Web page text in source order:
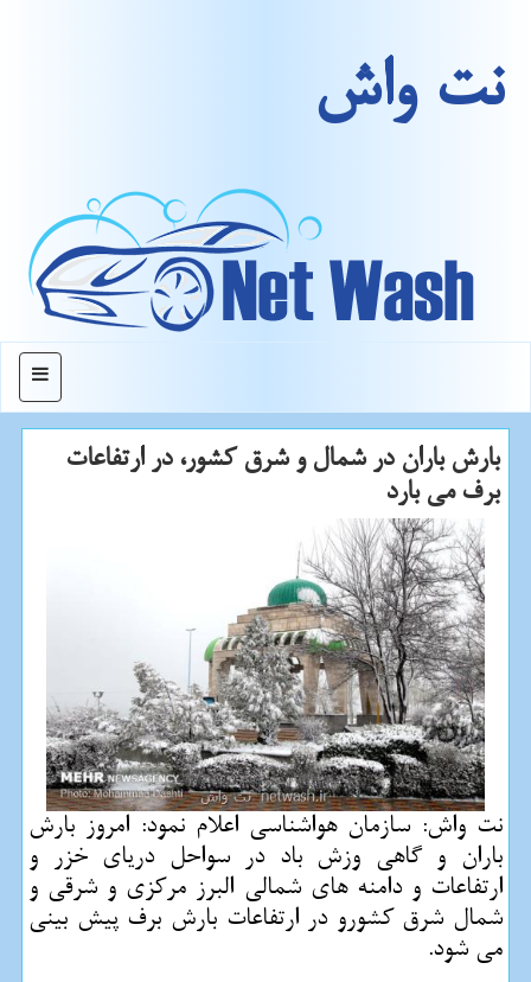
نت واش
منو
بارش باران در شمال و شرق كشور، در ارتفاعات
برف می بارد
نت واش: سازمان هواشناسی اعلام نمود: امروز بارش
باران و گاهی وزش باد در سواحل دریای خزر و
ارتفاعات و دامنه های شمالی البرز مركزی و شرقی و
شمال شرق كشورو در ارتفاعات بارش برف پیش بینی
می شود.